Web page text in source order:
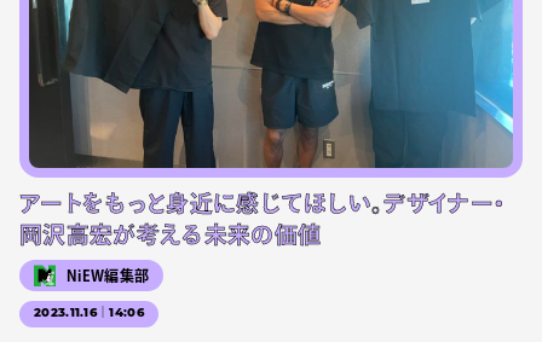
アートをもっと身近に感じてほしい。デザイナー・
岡沢高宏が考える未来の価値
NiEW編集部
2023.11.16｜14:06